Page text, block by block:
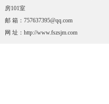
房101室
邮 箱：757637395@qq.com
网 址：http://www.fszsjm.com